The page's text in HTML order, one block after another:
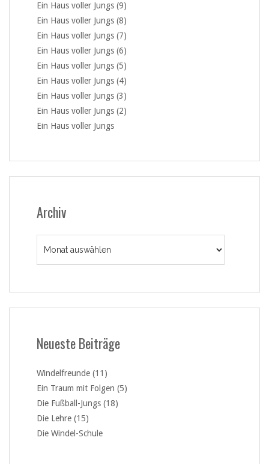
Ein Haus voller Jungs (9)
Ein Haus voller Jungs (8)
Ein Haus voller Jungs (7)
Ein Haus voller Jungs (6)
Ein Haus voller Jungs (5)
Ein Haus voller Jungs (4)
Ein Haus voller Jungs (3)
Ein Haus voller Jungs (2)
Ein Haus voller Jungs
Archiv
Neueste Beiträge
Windelfreunde (11)
Ein Traum mit Folgen (5)
Die Fußball-Jungs (18)
Die Lehre (15)
Die Windel-Schule